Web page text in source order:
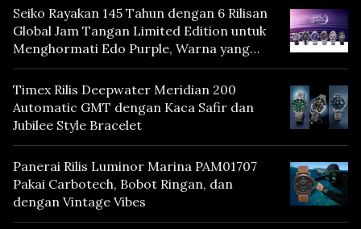
Seiko Rayakan 145 Tahun dengan 6 Rilisan
Global Jam Tangan Limited Edition untuk
Menghormati Edo Purple, Warna yang
Mencerminkan Warisan Tokyo
Timex Rilis Deepwater Meridian 200
Automatic GMT dengan Kaca Safir dan
Jubilee Style Bracelet
Panerai Rilis Luminor Marina PAM01707
Pakai Carbotech, Bobot Ringan, dan
dengan Vintage Vibes